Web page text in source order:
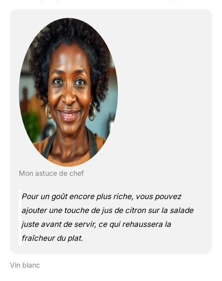
Mon astuce de chef
Pour un goût encore plus riche, vous pouvez
ajouter une touche de jus de citron sur la salade
juste avant de servir, ce qui rehaussera la
fraîcheur du plat.
Vin blanc